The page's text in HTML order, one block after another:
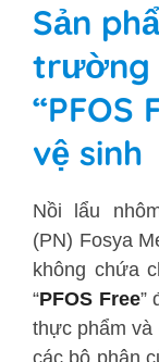
Sản
trường
“PFOS
vệ sinh
Nồi lẩu
(PN) Fosya
không chứa
“PFOS Free”
thực phẩm và